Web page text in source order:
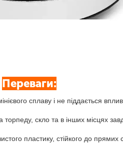
Переваги:
сплаву і не піддається
скло та в інших місцях
пластику, стійкого до